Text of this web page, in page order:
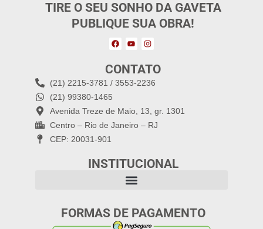
TIRE O SEU SONHO DA GAVETA
PUBLIQUE SUA OBRA!
CONTATO
(21) 2215-3781 / 3553-2236
(21) 99380-1465
Avenida Treze de Maio, 13, gr. 1301
Centro – Rio de Janeiro – RJ
CEP: 20031-901
INSTITUCIONAL
FORMAS DE PAGAMENTO